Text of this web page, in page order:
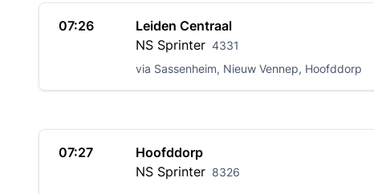
07:26
Leiden Centraal
NS Sprinter 4331
via Sassenheim, Nieuw Vennep, Hoofddorp
07:27
Hoofddorp
NS Sprinter 8326